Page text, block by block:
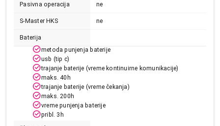
Pasivna operacija ne
S-Master HKS ne
Baterija
metoda punjenja baterije
usb (tip c)
trajanje baterije (vreme kontinuirne komunikacije)
maks. 40h
trajanje baterije (vreme čekanja)
maks. 200h
vreme punjenja baterije
pribl. 3h